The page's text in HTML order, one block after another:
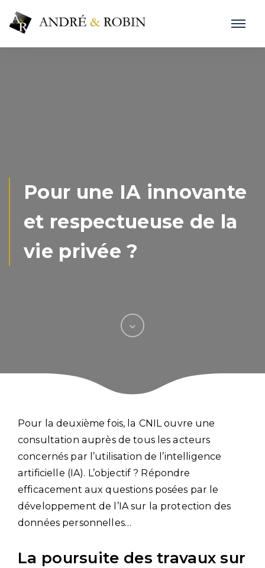
Pour une IA innovante
et respectueuse de la
vie privée ?
Pour la deuxième fois, la CNIL ouvre une
consultation auprès de tous les acteurs
concernés par l’utilisation de l’intelligence
artificielle (IA). L’objectif ? Répondre
efficacement aux questions posées par le
développement de l’IA sur la protection des
données personnelles…
La poursuite des travaux sur